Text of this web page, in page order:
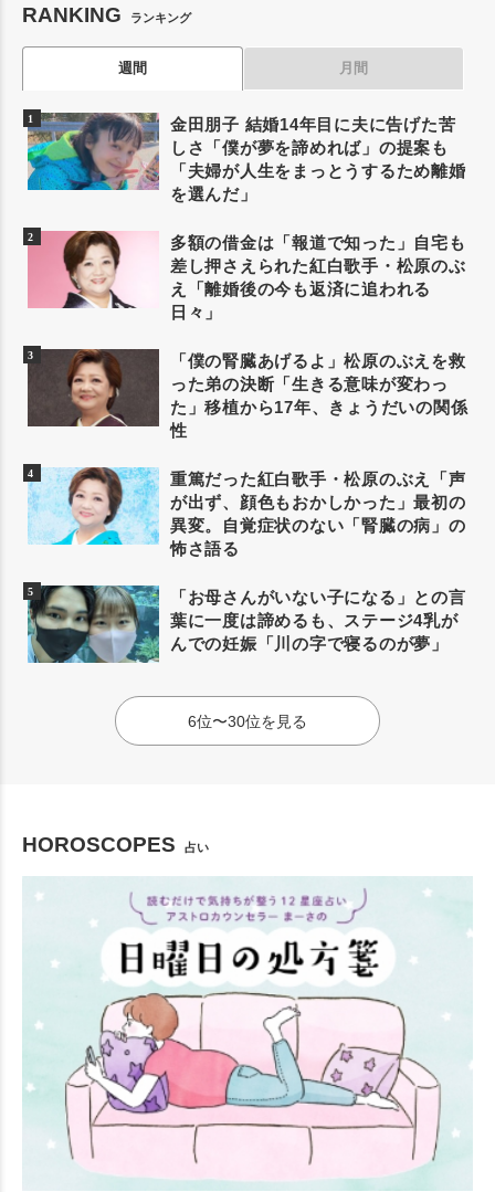
RANKING ランキング
週間 月間
金田朋子 結婚14年目に夫に告げた苦
しさ「僕が夢を諦めれば」の提案も
「夫婦が人生をまっとうするため離婚
を選んだ」
多額の借金は「報道で知った」自宅も
差し押さえられた紅白歌手・松原のぶ
え「離婚後の今も返済に追われる
日々」
「僕の腎臓あげるよ」松原のぶえを救
った弟の決断「生きる意味が変わっ
た」移植から17年、きょうだいの関係
性
重篤だった紅白歌手・松原のぶえ「声
が出ず、顔色もおかしかった」最初の
異変。自覚症状のない「腎臓の病」の
怖さ語る
「お母さんがいない子になる」との言
葉に一度は諦めるも、ステージ4乳が
んでの妊娠「川の字で寝るのが夢」
6位〜30位を見る
HOROSCOPES 占い